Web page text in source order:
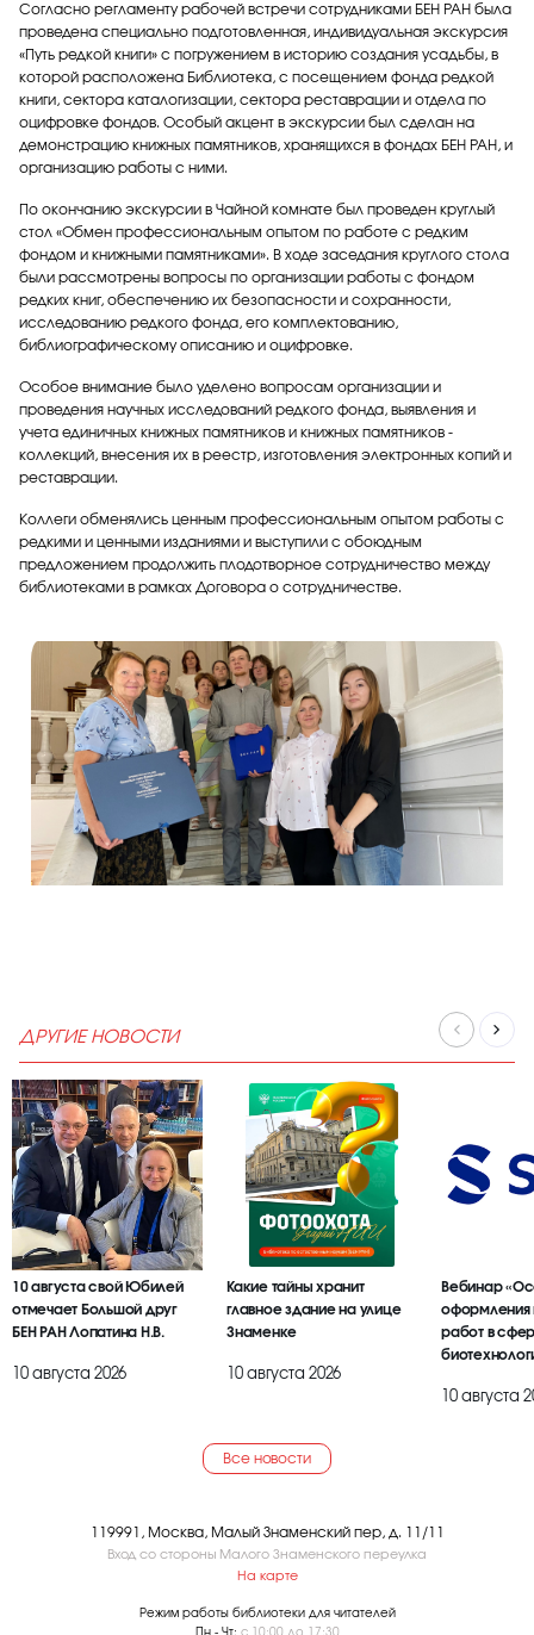
Согласно регламенту рабочей встречи сотрудниками БЕН РАН была
проведена специально подготовленная, индивидуальная экскурсия
«Путь редкой книги» с погружением в историю создания усадьбы, в
которой расположена Библиотека, с посещением фонда редкой
книги, сектора каталогизации, сектора реставрации и отдела по
оцифровке фондов. Особый акцент в экскурсии был сделан на
демонстрацию книжных памятников, хранящихся в фондах БЕН РАН, и
организацию работы с ними.
По окончанию экскурсии в Чайной комнате был проведен круглый
стол «Обмен профессиональным опытом по работе с редким
фондом и книжными памятниками». В ходе заседания круглого стола
были рассмотрены вопросы по организации работы с фондом
редких книг, обеспечению их безопасности и сохранности,
исследованию редкого фонда, его комплектованию,
библиографическому описанию и оцифровке.
Особое внимание было уделено вопросам организации и
проведения научных исследований редкого фонда, выявления и
учета единичных книжных памятников и книжных памятников -
коллекций, внесения их в реестр, изготовления электронных копий и
реставрации.
Коллеги обменялись ценным профессиональным опытом работы с
редкими и ценными изданиями и выступили с обоюдным
предложением продолжить плодотворное сотрудничество между
библиотеками в рамках Договора о сотрудничестве.
ДРУГИЕ НОВОСТИ
10 августа свой Юбилей
отмечает Большой друг
БЕН РАН Лопатина Н.В.
10 августа 2026
Какие тайны хранит
главное здание на улице
Знаменке
10 августа 2026
Вебинар
оформления
работ в
10 августа
Все новости
119991, Москва, Малый Знаменский пер, д. 11/11
Вход со стороны Малого Знаменского переулка
На карте
Режим работы библиотеки для читателей